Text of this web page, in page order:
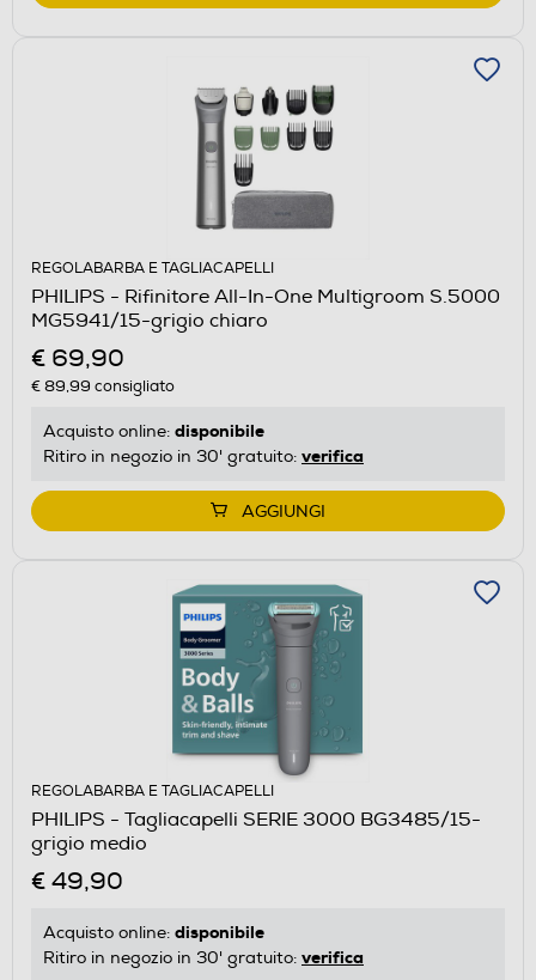
REGOLABARBA E TAGLIACAPELLI
PHILIPS - Rifinitore All-In-One Multigroom S.5000
MG5941/15-grigio chiaro
€ 69,90
€ 89,99 consigliato
Acquisto online: disponibile
Ritiro in negozio in 30' gratuito: verifica
AGGIUNGI
REGOLABARBA E TAGLIACAPELLI
PHILIPS - Tagliacapelli SERIE 3000 BG3485/15-
grigio medio
€ 49,90
Acquisto online: disponibile
Ritiro in negozio in 30' gratuito: verifica